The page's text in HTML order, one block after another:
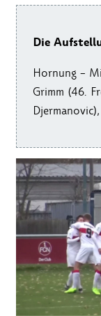
Die
Hornung –
Grimm (46.